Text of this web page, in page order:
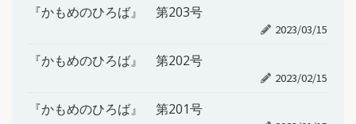
『かもめのひろば』 第203号
2023/03/15
『かもめのひろば』 第202号
2023/02/15
『かもめのひろば』 第201号